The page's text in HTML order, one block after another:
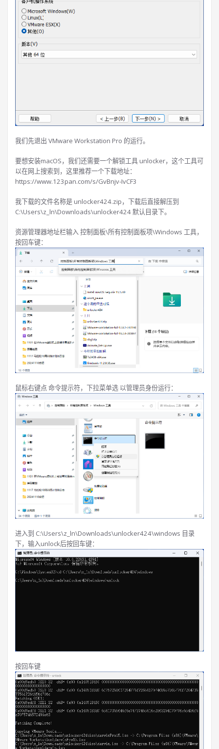
我们先退出 VMware Workstation Pro 的运行。
要想安装macOS，我们还需要一个解锁工具 unlocker，这个工具可
以在网上搜索到，这里推荐一个下载地址：
https://www.123pan.com/s/GvBnjv-IvCF3
我下载的文件名称是 unlocker424.zip，下载后直接解压到
C:\Users\z_ln\Downloads\unlocker424 默认目录下。
资源管理器地址栏输入 控制面板\所有控制面板项\Windows 工具，
按回车键：
鼠标右键点 命令提示符，下拉菜单选 以管理员身份运行：
进入到 C:\Users\z_ln\Downloads\unlocker424\windows 目录
下，输入unlock后按回车键：
按回车键